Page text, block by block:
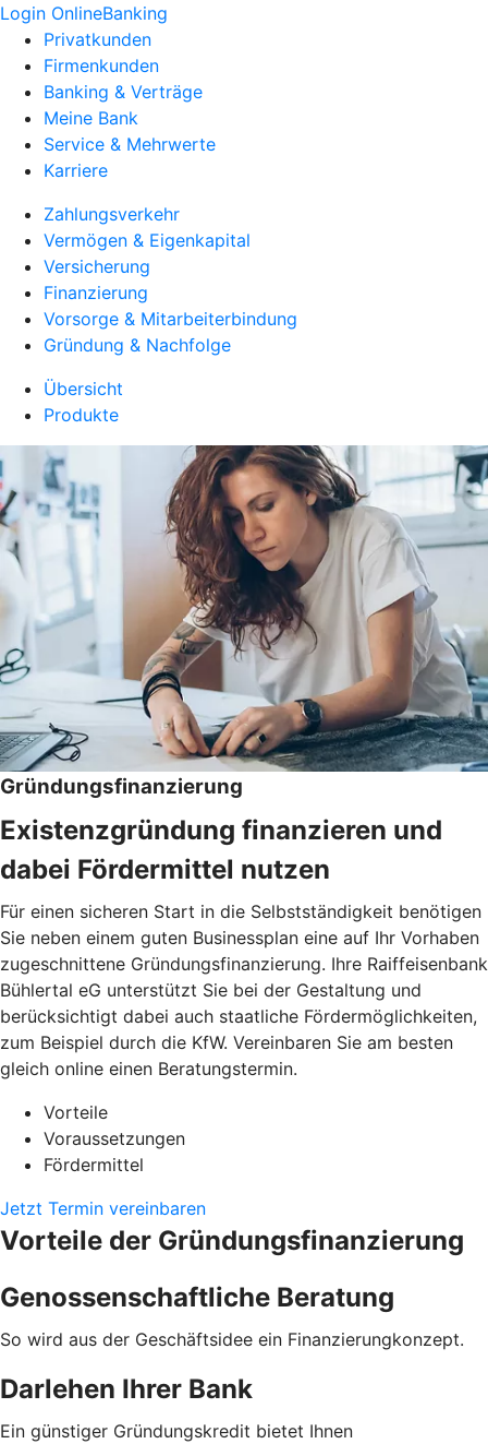
Login OnlineBanking
Privatkunden
Firmenkunden
Banking & Verträge
Meine Bank
Service & Mehrwerte
Karriere
Zahlungsverkehr
Vermögen & Eigenkapital
Versicherung
Finanzierung
Vorsorge & Mitarbeiterbindung
Gründung & Nachfolge
Übersicht
Produkte
Gründungsfinanzierung
Existenzgründung finanzieren und
dabei Fördermittel nutzen
Für einen sicheren Start in die Selbstständigkeit benötigen
Sie neben einem guten Businessplan eine auf Ihr Vorhaben
zugeschnittene Gründungsfinanzierung. Ihre Raiffeisenbank
Bühlertal eG unterstützt Sie bei der Gestaltung und
berücksichtigt dabei auch staatliche Fördermöglichkeiten,
zum Beispiel durch die KfW. Vereinbaren Sie am besten
gleich online einen Beratungstermin.
Vorteile
Voraussetzungen
Fördermittel
Jetzt Termin vereinbaren
Vorteile der Gründungsfinanzierung
Genossenschaftliche Beratung
So wird aus der Geschäftsidee ein Finanzierungkonzept.
Darlehen Ihrer Bank
Ein günstiger Gründungskredit bietet Ihnen